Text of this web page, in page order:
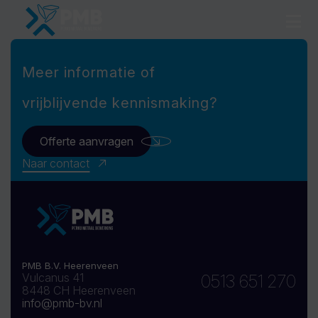
Meer informatie of
vrijblijvende kennismaking?
Offerte aanvragen
Naar contact
PMB B.V. Heerenveen
Vulcanus 41
8448 CH Heerenveen
info@pmb-bv.nl
0513 651 270